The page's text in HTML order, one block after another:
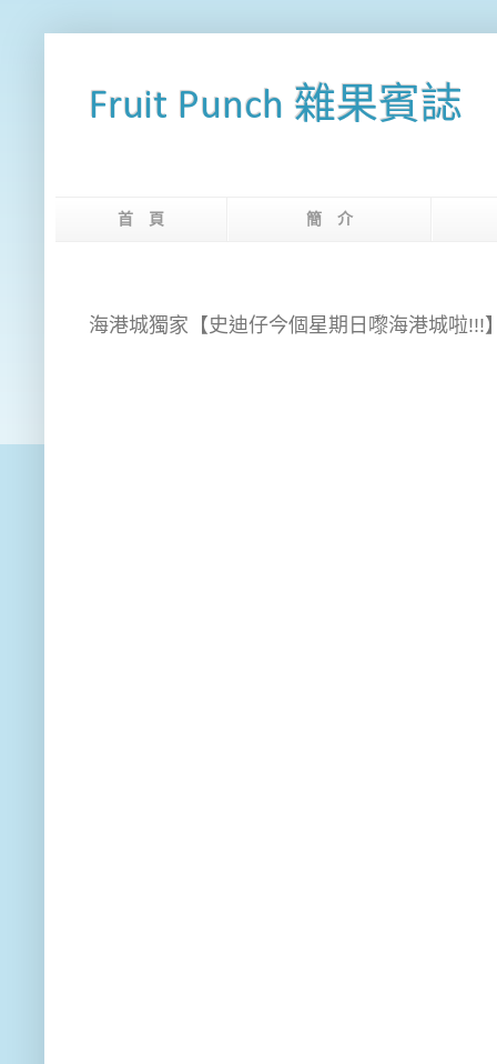
Fruit Punch 雜果賓誌
首 頁 簡 介
海港城獨家【史迪仔今個星期日嚟海港城啦!!!